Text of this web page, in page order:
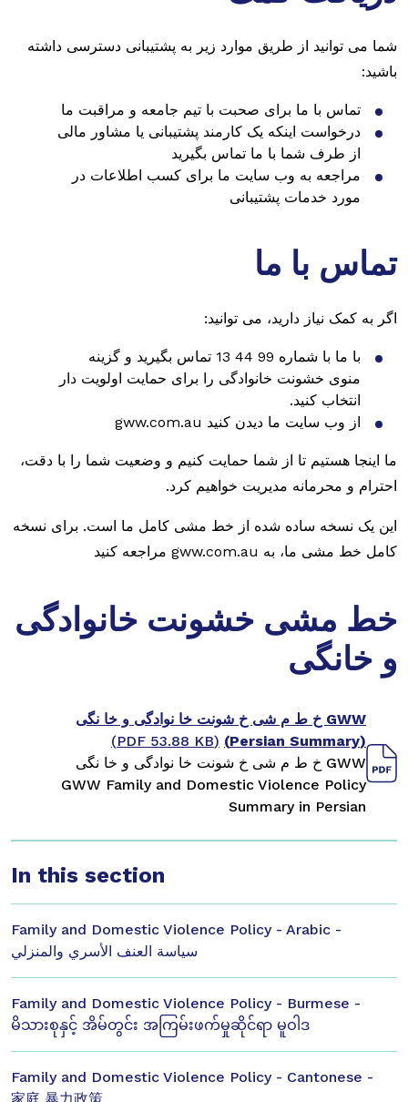
شما می توانید از طریق موارد زیر به پشتیبانی دسترسی داشته
باشید:
تماس با ما برای صحبت با تیم جامعه و مراقبت ما
درخواست اینکه یک کارمند پشتیبانی یا مشاور مالی
از طرف شما با ما تماس بگیرید
مراجعه به وب سایت ما برای کسب اطلاعات در
مورد خدمات پشتیبانی
تماس با ما
اگر به کمک نیاز دارید، می توانید:
با ما با شماره 99 44 13 تماس بگیرید و گزینه
منوی خشونت خانوادگی را برای حمایت اولویت دار
انتخاب کنید.
از وب سایت ما دیدن کنید gww.com.au
ما اینجا هستیم تا از شما حمایت کنیم و وضعیت شما را با دقت،
احترام و محرمانه مدیریت خواهیم کرد.
این یک نسخه ساده شده از خط مشی کامل ما است. برای نسخه
کامل خط مشی ما، به gww.com.au مراجعه کنید
خط مشی خشونت خانوادگی
و خانگی
GWW خ ط م شی خ شونت خا نوادگی و خا نگی
(Persian Summary)
(PDF 53.88 KB)
GWW خ ط م شی خ شونت خا نوادگی و خا نگی
GWW Family and Domestic Violence Policy
Summary in Persian
In this section
Family and Domestic Violence Policy - Arabic -
سياسة العنف الأسري والمنزلي
Family and Domestic Violence Policy - Burmese -
မိသားစုနှင့် အိမ်တွင်း အကြမ်းဖက်မှုဆိုင်ရာ မူဝါဒ
Family and Domestic Violence Policy - Cantonese -